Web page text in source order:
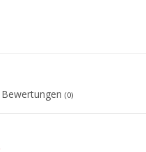
Bewertungen (0)